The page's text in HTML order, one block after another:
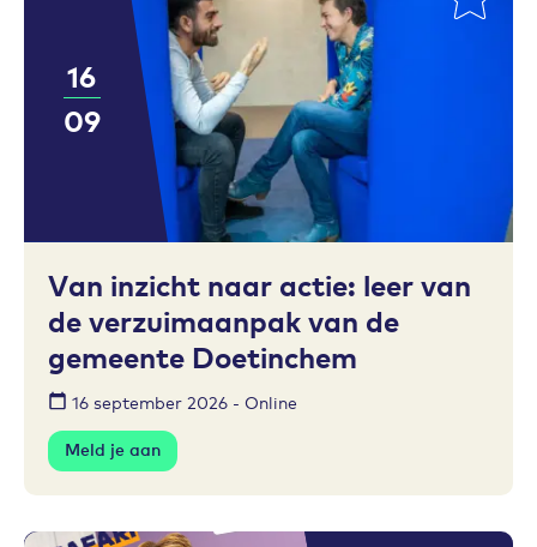
Toevoegen aan favorieten
16
09
Van inzicht naar actie: leer van
de verzuimaanpak van de
gemeente Doetinchem
16 september 2026 - Online
Meld je aan